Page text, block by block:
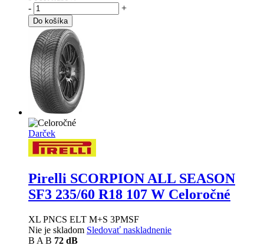
-
+
Do košíka
Darček
Pirelli SCORPION ALL SEASON
SF3 235/60 R18 107 W Celoročné
XL PNCS ELT M+S 3PMSF
Nie je skladom Sledovať naskladnenie
B A B 72 dB